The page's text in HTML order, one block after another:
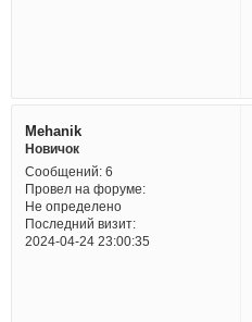
Mehanik
Новичок
Сообщений:6
Провел на форуме:
Не определено
Последний визит:
2024-04-24 23:00:35